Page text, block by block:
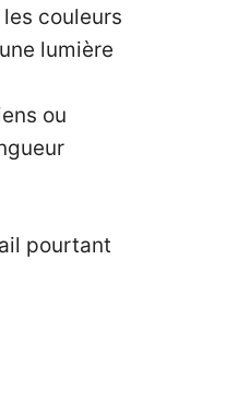
couleurs
lumière
ou
pourtant